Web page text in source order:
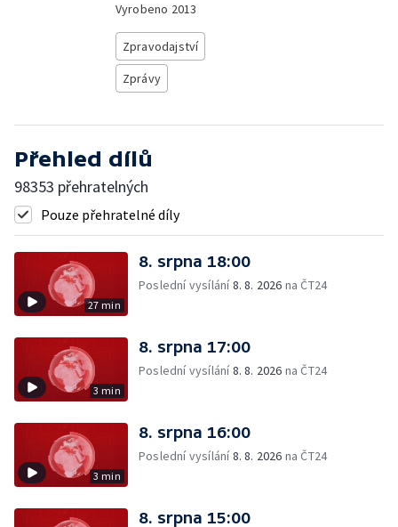
Vyrobeno 2013
Zpravodajství
Zprávy
Přehled dílů
98353 přehratelných
Pouze přehratelné díly
27 min
8. srpna 18:00
Poslední vysílání8. 8. 2026 na ČT24
3 min
8. srpna 17:00
Poslední vysílání8. 8. 2026 na ČT24
3 min
8. srpna 16:00
Poslední vysílání8. 8. 2026 na ČT24
8. srpna 15:00